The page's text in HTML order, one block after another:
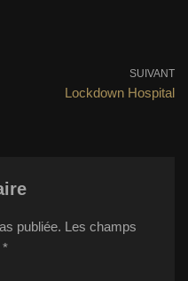
SUIVANT
Lockdown Hospital
publiée. Les champs
*